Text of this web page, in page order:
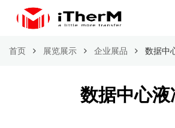
首页 展览展示 企业展品 数据中
数据中心液